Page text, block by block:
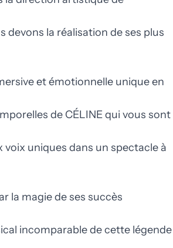
devons la réalisation de ses plus
et émotionnelle unique en
de CÉLINE qui vous sont
voix uniques dans un spectacle à
la magie de ses succès
incomparable de cette légende